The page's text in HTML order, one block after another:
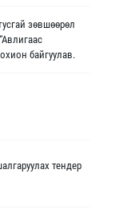
зөвшөөрөл
байгуулав.
тендер